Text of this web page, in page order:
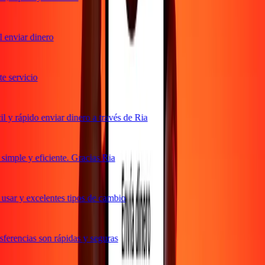
dinero
rápido enviar dinero a través de Ria
y eficiente. Gracias Ria
y excelentes tipos de cambio
son rápidas y seguras